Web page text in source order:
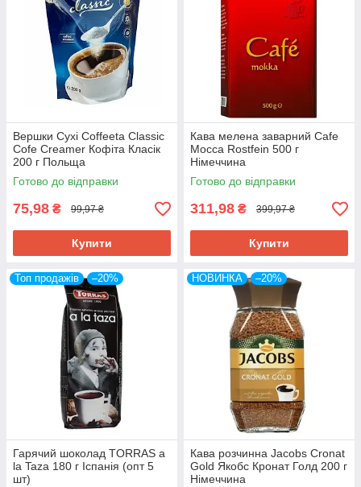
Вершки Сухі Coffeeta Classic
Cofe Creamer Кофіта Класік
200 г Польща
Готово до відправки
75,98 ₴ 99,97 ₴
Купити
Кава мелена заварний Cafe
Mocca Rostfein 500 г
Німеччина
Готово до відправки
311,98 ₴ 399,97 ₴
Купити
Топ продажів –20%
Гарячий шоколад TORRAS a
la Taza 180 г Іспанія (опт 5
шт)
НОВИНКА –20%
Кава розчинна Jacobs Cronat
Gold Якобс Кронат Голд 200 г
Німеччина